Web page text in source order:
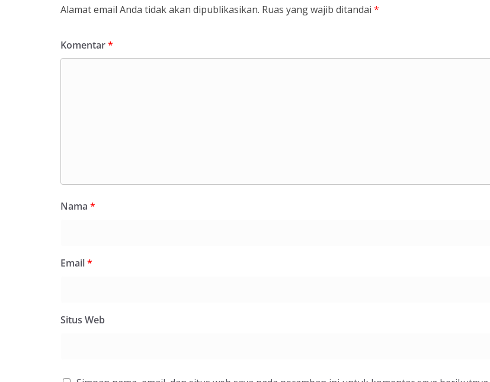
Alamat email Anda tidak akan dipublikasikan. Ruas yang wajib ditandai *
Komentar*
Nama *
Email*
Situs Web